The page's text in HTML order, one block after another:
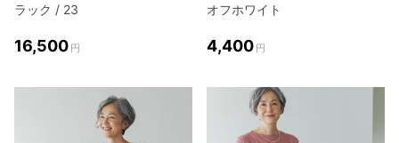
ラック / 23
16,500 円
オフホワイト
4,400 円